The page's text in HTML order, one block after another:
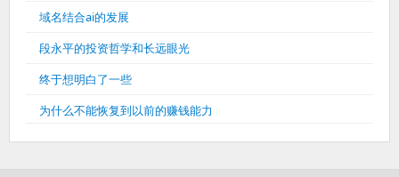
域名结合ai的发展
段永平的投资哲学和长远眼光
终于想明白了一些
为什么不能恢复到以前的赚钱能力